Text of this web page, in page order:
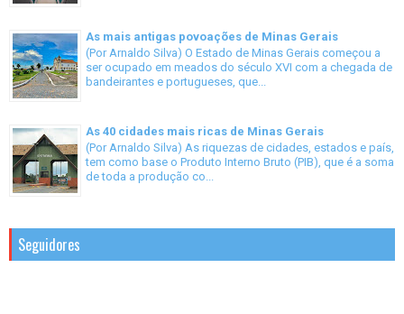
As mais antigas povoações de Minas Gerais
(Por Arnaldo Silva) O Estado de Minas Gerais começou a
ser ocupado em meados do século XVI com a chegada de
bandeirantes e portugueses, que...
As 40 cidades mais ricas de Minas Gerais
(Por Arnaldo Silva) As riquezas de cidades, estados e país,
tem como base o Produto Interno Bruto (PIB), que é a soma
de toda a produção co...
Seguidores